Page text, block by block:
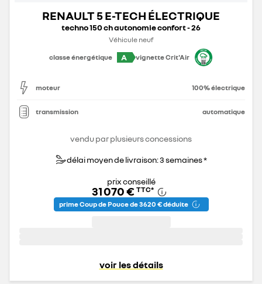
RENAULT 5 E-TECH ÉLECTRIQUE
techno 150 ch autonomie confort - 26
Véhicule neuf
classe énergétique
A vignette Crit'Air
moteur 100% électrique
transmission automatique
vendu par plusieurs concessions
délai moyen de livraison: 3 semaines *
prix conseillé
31 070 € TTC*
prime Coup de Pouce de 3 620 € déduite
voir les détails